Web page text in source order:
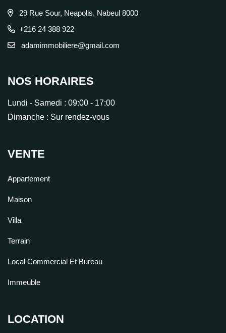
29 Rue Sour, Neapolis, Nabeul 8000
+216 24 388 922
adamimmobiliere@gmail.com
NOS HORAIRES
Lundi - Samedi : 09:00 - 17:00
Dimanche : Sur rendez-vous
VENTE
Appartement
Maison
Villa
Terrain
Local Commercial Et Bureau
Immeuble
LOCATION